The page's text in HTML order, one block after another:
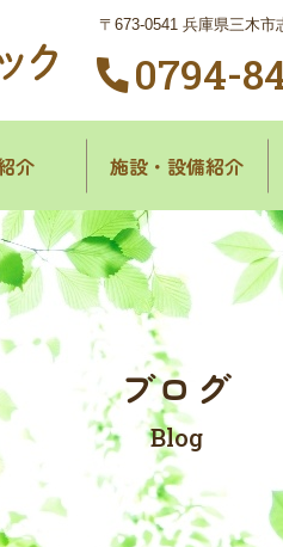
〒673-0541 兵庫県三木市
0794-
介 施設・ 設備紹介
ブログ
Blog